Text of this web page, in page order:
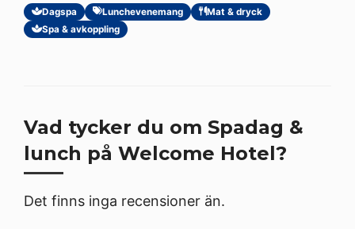
Dagspa Lunchevenemang
Mat & dryck
Spa & avkoppling
Vad tycker du om Spadag &
lunch på Welcome Hotel?
Det finns inga recensioner än.